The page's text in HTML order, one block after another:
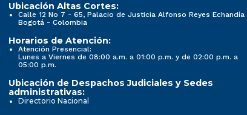
Ubicación Altas Cortes:
Calle 12 No 7 - 65, Palacio de Justicia Alfonso Reyes Echandía
Bogotá - Colombia
Horarios de Atención:
Atención Presencial:
Lunes a Viernes de 08:00 a.m. a 01:00 p.m. y de 02:00 p.m. a
05:00 p.m.
Ubicación de Despachos Judiciales y Sedes
administrativas:
Directorio Nacional